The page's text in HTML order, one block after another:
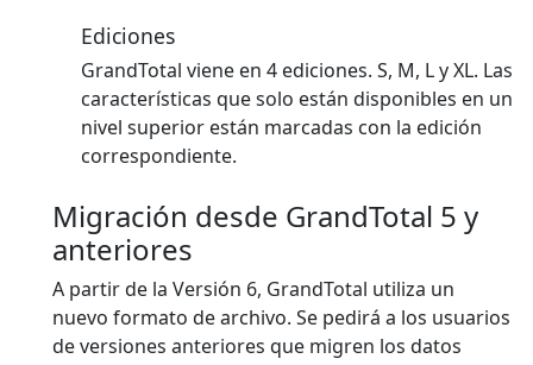
Ediciones
GrandTotal viene en 4 ediciones. S, M, L y XL. Las
características que solo están disponibles en un
nivel superior están marcadas con la edición
correspondiente.
Migración desde GrandTotal 5 y
anteriores
A partir de la Versión 6, GrandTotal utiliza un
nuevo formato de archivo. Se pedirá a los usuarios
de versiones anteriores que migren los datos